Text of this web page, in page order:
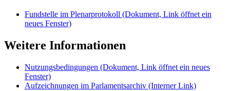
Fundstelle im Plenarprotokoll (Dokument, Link öffnet ein
neues Fenster)
Weitere Informationen
Nutzungsbedingungen (Dokument, Link öffnet ein neues
Fenster)
Aufzeichnungen im Parlamentsarchiv (Interner Link)